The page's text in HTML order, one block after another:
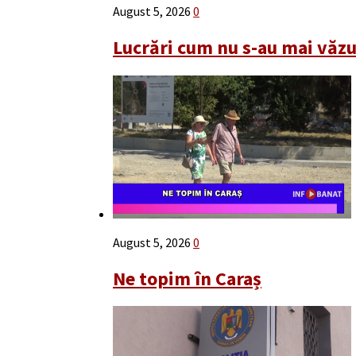
August 5, 2026 0
Lucrări cum nu s-au mai
August 5, 2026 0
Ne topim în Caraș